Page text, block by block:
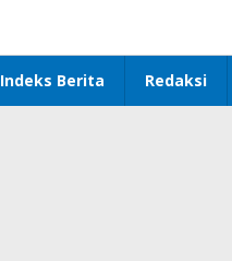
Indeks Berita Redaksi